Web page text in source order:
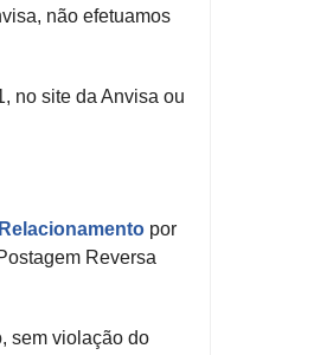
não efetuamos
no site da Anvisa ou
por
Reversa
sem violação do